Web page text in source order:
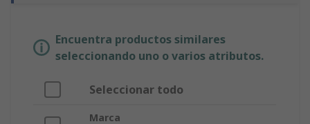
Encuentra productos similares
seleccionando uno o varios atributos.
Seleccionar todo
Marca